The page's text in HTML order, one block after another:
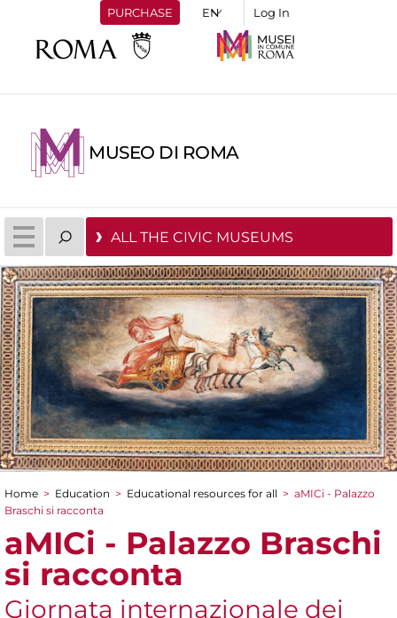
PURCHASE Log In
MUSEO DI ROMA
ALL THE CIVIC MUSEUMS
You are here
Home > Education > Educational resources for all > aMICi - Palazzo
Braschi si racconta
aMICi - Palazzo Braschi
si racconta
Giornata internazionale dei